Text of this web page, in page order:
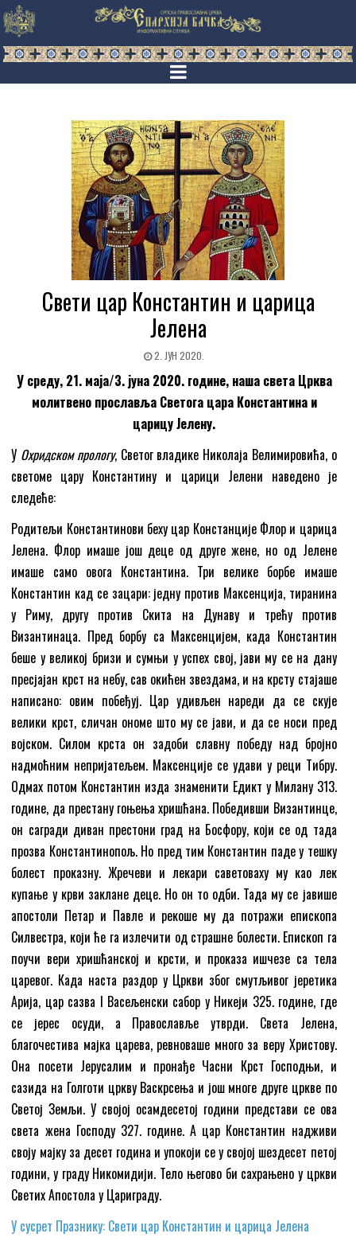
Свети цар Константин и царица
Јелена
2. ЈУН 2020.
У среду, 21. маја/3. јуна 2020. године, наша света Црква
молитвено прославља Светога цара Константина и
царицу Јелену.
У Охридском прологу, Светог владике Николаја Велимировића, о
светоме цару Константину и царици Јелени наведено је
следеће:
Родитељи Константинови беху цар Констанције Флор и царица
Јелена. Флор имаше још деце од друге жене, но од Јелене
имаше само овога Константина. Три велике борбе имаше
Константин кад се зацари: једну против Максенција, тиранина
у Риму, другу против Скита на Дунаву и трећу против
Византинаца. Пред борбу са Максенцијем, када Константин
беше у великој бризи и сумњи у успех свој, јави му се на дану
пресјајан крст на небу, сав окићен звездама, и на крсту стајаше
написано: овим побеђуј. Цар удивљен нареди да се скује
велики крст, сличан ономе што му се јави, и да се носи пред
војском. Силом крста он задоби славну победу над бројно
надмоћним непријатељем. Максенције се удави у реци Тибру.
Одмах потом Константин изда знаменити Едикт у Милану 313.
године, да престану гоњења хришћана. Победивши Византинце,
он сагради диван престони град на Босфору, који се од тада
прозва Константинопољ. Но пред тим Константин паде у тешку
болест проказну. Жречеви и лекари саветоваху му као лек
купање у крви заклане деце. Но он то одби. Тада му се јавише
апостоли Петар и Павле и рекоше му да потражи епископа
Силвестра, који ће га излечити од страшне болести. Епископ га
поучи вери хришћанској и крсти, и проказа ишчезе са тела
царевог. Када наста раздор у Цркви због смутљивог јеретика
Арија, цар сазва I Васељенски сабор у Никеји 325. године, где
се јерес осуди, а Православље утврди. Света Јелена,
благочестива мајка царева, ревноваше много за веру Христову.
Она посети Јерусалим и пронађе Часни Крст Господњи, и
сазида на Голготи цркву Васкрсења и још многе друге цркве по
Светој Земљи. У својој осамдесетој години представи се ова
света жена Господу 327. године. А цар Константин надживи
своју мајку за десет година и упокоји се у својој шездесет петој
години, у граду Никомидији. Тело његово би сахрањено у цркви
Светих Апостола у Цариграду.
У сусрет Празнику: Свети цар Константин и царица Јелена